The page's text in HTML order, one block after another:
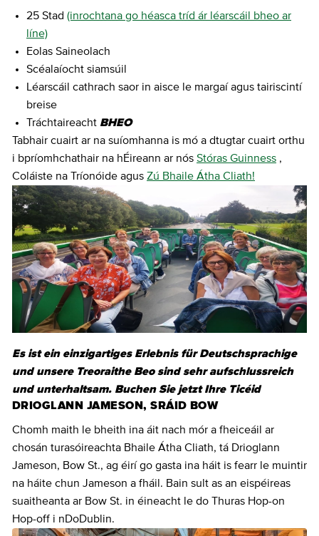
25 Stad (inrochtana go héasca tríd ár léarscáil bheo ar
líne)
Eolas Saineolach
Scéalaíocht siamsúil
Léarscáil cathrach saor in aisce le margaí agus tairiscintí
breise
Tráchtaireacht BHEO
Tabhair cuairt ar na suíomhanna is mó a dtugtar cuairt orthu
i bpríomhchathair na hÉireann ar nós Stóras Guinness ,
Coláiste na Tríonóide agus Zú Bhaile Átha Cliath!
Es ist ein einzigartiges Erlebnis für Deutschsprachige
und unsere Treoraithe Beo sind sehr aufschlussreich
und unterhaltsam. Buchen Sie jetzt Ihre Ticéid
DRIOGLANN JAMESON, SRÁID BOW
Chomh maith le bheith ina áit nach mór a fheiceáil ar
chosán turasóireachta Bhaile Átha Cliath, tá Drioglann
Jameson, Bow St., ag éirí go gasta ina háit is fearr le muintir
na háite chun Jameson a fháil. Bain sult as an eispéireas
suaitheanta ar Bow St. in éineacht le do Thuras Hop-on
Hop-off i nDoDublin.